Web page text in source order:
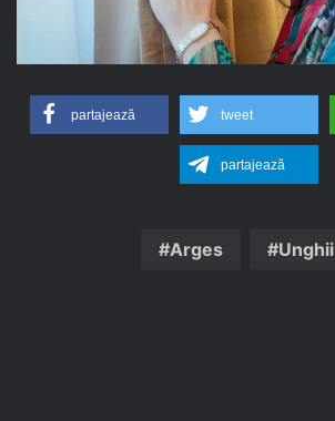
partajează tweet
partajează
Arges Unghii